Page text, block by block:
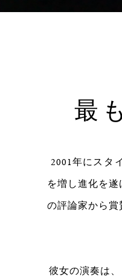
0%
最
2001年にスタ
を増し進化を
の評論家から
彼女の演奏は